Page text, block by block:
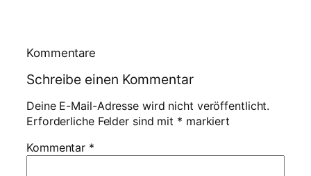
Kommentare
Schreibe einen Kommentar
Deine E-Mail-Adresse wird nicht veröffentlicht.
Erforderliche Felder sind mit * markiert
Kommentar *